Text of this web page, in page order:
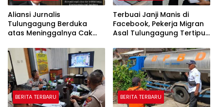
Aliansi Jurnalis
Tulungagung Berduka
atas Meninggalnya Cak
“Beliau Pejuang Keadilan
yang Vokal”
Terbuai Janji Manis di
Facebook, Pekerja Migran
Asal Tulungagung Tertipu
BERITA TERBARU BERITA TERBARU